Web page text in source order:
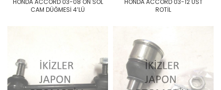
HONDA ACCORD 03-08 ÖN SOL
CAM DÜĞMESİ 4’LÜ
HONDA ACCORD 03-12 ÜST
ROTİL